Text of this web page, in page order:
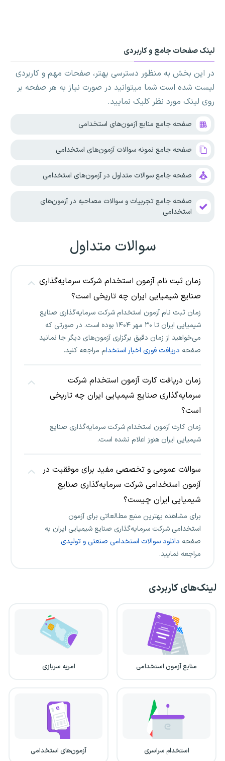
لینک صفحات جامع و کاربردی
در این بخش به منظور دسترسی بهتر، صفحات مهم و کاربردی
لیست شده است شما میتوانید در صورت نیاز به هر صفحه بر
روی لینک مورد نظر کلیک نمایید.
صفحه جامع منابع آزمون‌های استخدامی
صفحه جامع نمونه سوالات آزمون‌های استخدامی
صفحه جامع سوالات متداول در آزمون‌های استخدامی
صفحه جامع تجربیات و سوالات مصاحبه در آزمون‌های
استخدامی
سوالات متداول
زمان ثبت نام آزمون استخدام شرکت سرمایه‌گذاری
صنایع شیمیایی ایران چه تاریخی است؟
زمان ثبت نام آزمون استخدام شرکت سرمایه‌گذاری صنایع
شیمیایی ایران تا ۳۰ مهر ۱۴۰۴ بوده است. در صورتی که
می‌خواهید از زمان دقیق برگزاری آزمون‌های دیگر جا نمانید
صفحه دریافت فوری اخبار استخدام مراجعه کنید.
زمان دریافت کارت آزمون استخدام شرکت
سرمایه‌گذاری صنایع شیمیایی ایران چه تاریخی
است؟
زمان کارت آزمون استخدام شرکت سرمایه‌گذاری صنایع
شیمیایی ایران هنوز اعلام نشده است.
سوالات عمومی و تخصصی مفید برای موفقیت در
آزمون استخدامی شرکت سرمایه‌گذاری صنایع
شیمیایی ایران چیست؟
برای مشاهده بهترین منبع مطالعاتی برای آزمون
استخدامی شرکت سرمایه‌گذاری صنایع شیمیایی ایران به
صفحه دانلود سوالات استخدامی صنعتی و تولیدی
مراجعه نمایید.
لینک‌های کاربردی
منابع آزمون استخدامی امریه سربازی
استخدام سراسری آزمون‌های استخدامی